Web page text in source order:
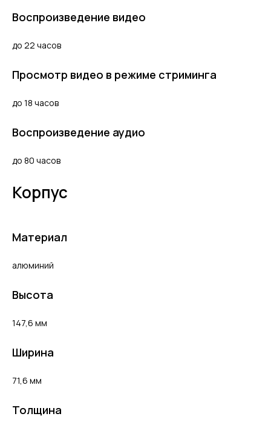
Воспроизведение видео
до 22 часов
Просмотр видео в режиме стриминга
до 18 часов
Воспроизведение аудио
до 80 часов
Корпус
Материал
алюминий
Высота
147,6 мм
Ширина
71,6 мм
Толщина